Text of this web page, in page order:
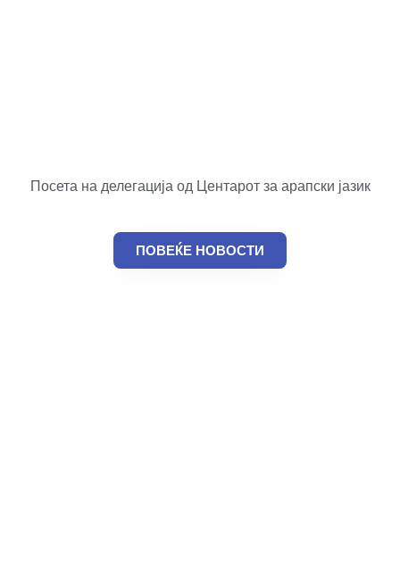
Посета на делегација од Центарот за арапски јазик
ПОВЕЌЕ НОВОСТИ